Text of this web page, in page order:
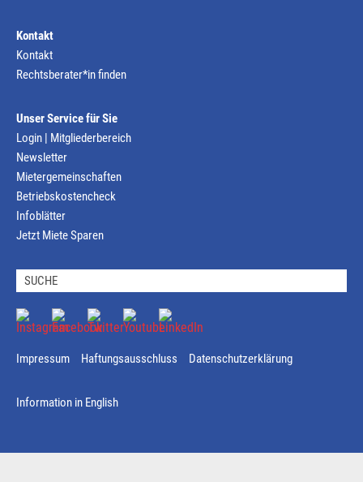
Kontakt
Kontakt
Rechtsberater*in finden
Unser Service für Sie
Login | Mitgliederbereich
Newsletter
Mietergemeinschaften
Betriebskostencheck
Infoblätter
Jetzt Miete Sparen
Impressum Haftungsausschluss Datenschutzerklärung
Information in English